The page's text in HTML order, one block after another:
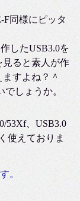
F同様にピッタ
したUSB3.0を
見ると素人が作
すよね？＾
しょうか。
53Xf、USB3.0
使えておりま
。